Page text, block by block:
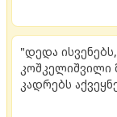
"დედა
კოშკელიშვილი
კადრებს